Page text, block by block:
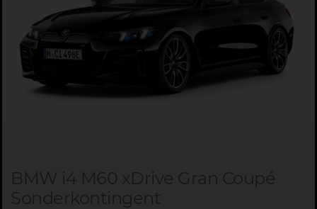
BMW i4 M60 xDrive Gran Coupé
Sonderkontingent